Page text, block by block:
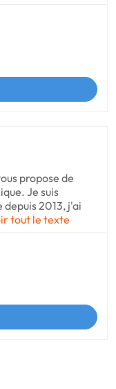
propose de
Je suis
2013, j'ai
tout le texte